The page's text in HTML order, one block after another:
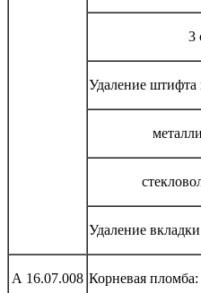
3
Удаление штифта
Удаление
А 16.07.008 Корневая пломба: